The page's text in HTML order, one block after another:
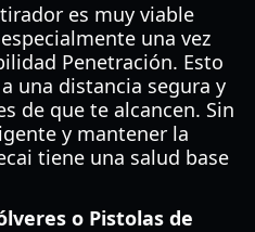
es muy viable
una vez
Penetración. Esto
una distancia segura y
de que te alcancen. Sin
y mantener la
tiene una salud base
o Pistolas de